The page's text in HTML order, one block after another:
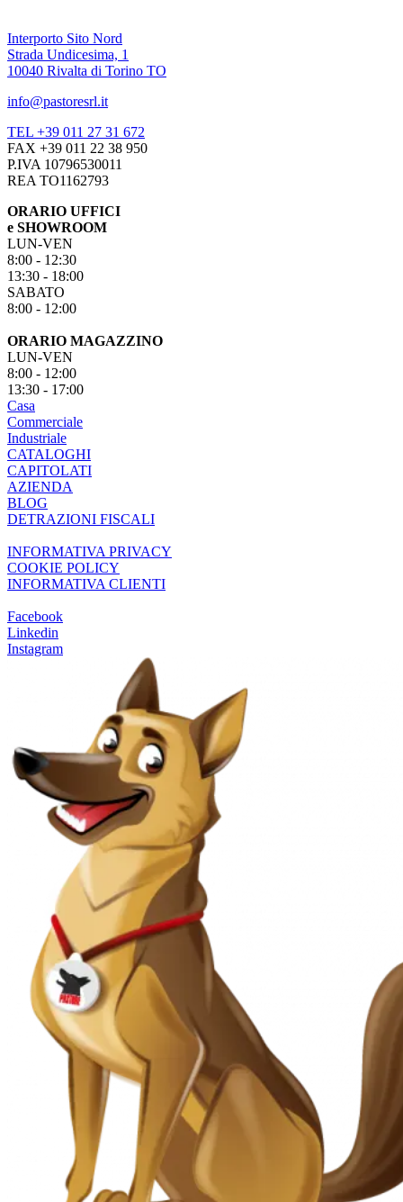
Interporto Sito Nord
Strada Undicesima, 1
10040 Rivalta di Torino TO
info@pastoresrl.it
TEL +39 011 27 31 672
FAX +39 011 22 38 950
P.IVA 10796530011
REA TO1162793
ORARIO UFFICI
e SHOWROOM
LUN-VEN
8:00 - 12:30
13:30 - 18:00
SABATO
8:00 - 12:00
ORARIO MAGAZZINO
LUN-VEN
8:00 - 12:00
13:30 - 17:00
Casa
Commerciale
Industriale
CATALOGHI
CAPITOLATI
AZIENDA
BLOG
DETRAZIONI FISCALI
INFORMATIVA PRIVACY
COOKIE POLICY
INFORMATIVA CLIENTI
Facebook
Linkedin
Instagram